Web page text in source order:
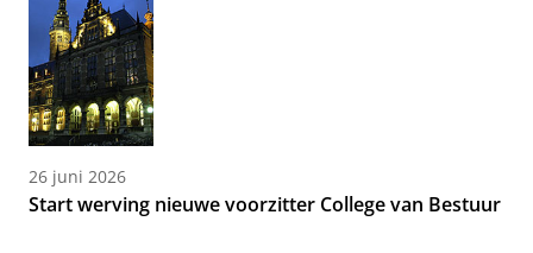
26 juni 2026
Start werving nieuwe voorzitter College van Bestuur